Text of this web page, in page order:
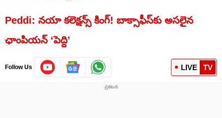
Peddi: నయా కలెక్షన్స్‌ కింగ్! బాక్సాఫీస్‌కు అసలైన
ఛాంపియన్ ‘పెద్ది’
Follow Us LIVE TV